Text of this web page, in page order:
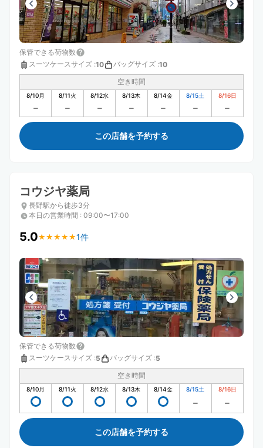
保管できる荷物数
スーツケースサイズ :10 バッグサイズ :10
空き時間
8/10月 8/11火 8/12水 8/13木 8/14金 8/15土 8/16日
この店舗を予約する
コウジヤ薬局
長野駅から徒歩3分
本日の営業時間 : 09:00〜17:00
5.0★ ★ ★ ★ ★
★ ★ ★ ★ ★1件
保管できる荷物数
スーツケースサイズ :5 バッグサイズ :5
空き時間
8/10月 8/11火 8/12水 8/13木 8/14金 8/15土 8/16日
この店舗を予約する